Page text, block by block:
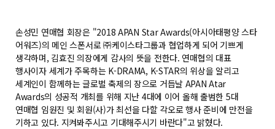
손성민 연매협 회장은 "2018 APAN Star Awards(아시아태평양 스타
어워즈)의 메인 스폰서로 ㈜케이스타그룹과 협업하게 되어 기쁘게
생각하며, 김효진 의장에게 감사의 뜻을 전한다. 연매협의 대표
행사이자 세계가 주목하는 K-DRAMA, K-STAR의 위상을 알리고
세계인이 함께하는 글로벌 축제의 장으로 거듭날 APAN Atar
Awards의 성공적 개최를 위해 지난 4대에 이어 올해 출범한 5대
연매협 임원진 및 회원(사)가 최선을 다할 각오로 행사 준비에 만전을
기하고 있다. 지켜봐주시고 기대해주시기 바란다"고 밝혔다.